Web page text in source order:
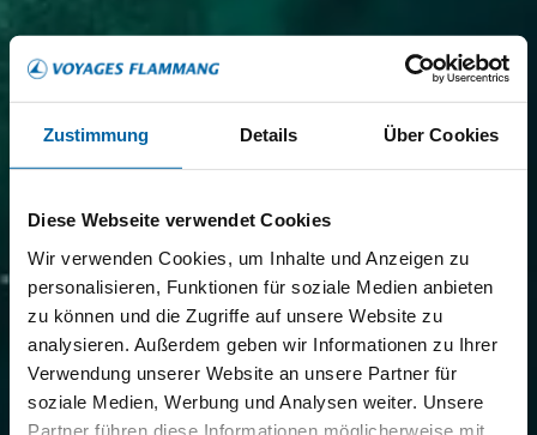
Zustimmung Details Über Cookies
Diese Webseite verwendet Cookies
Wir verwenden Cookies, um Inhalte und Anzeigen zu
personalisieren, Funktionen für soziale Medien anbieten
zu können und die Zugriffe auf unsere Website zu
analysieren. Außerdem geben wir Informationen zu Ihrer
Verwendung unserer Website an unsere Partner für
soziale Medien, Werbung und Analysen weiter. Unsere
Partner führen diese Informationen möglicherweise mit